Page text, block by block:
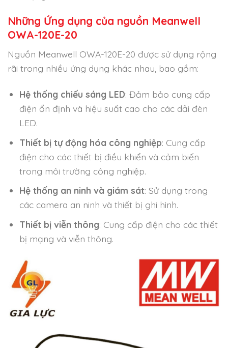
Những Ứng dụng của nguồn Meanwell
OWA-120E-20
Nguồn Meanwell OWA-120E-20 được sử dụng rộng
rãi trong nhiều ứng dụng khác nhau, bao gồm:
Hệ thống chiếu sáng LED: Đảm bảo cung cấp
điện ổn định và hiệu suất cao cho các dải đèn
LED.
Thiết bị tự động hóa công nghiệp: Cung cấp
điện cho các thiết bị điều khiển và cảm biến
trong môi trường công nghiệp.
Hệ thống an ninh và giám sát: Sử dụng trong
các camera an ninh và thiết bị ghi hình.
Thiết bị viễn thông: Cung cấp điện cho các thiết
bị mạng và viễn thông.